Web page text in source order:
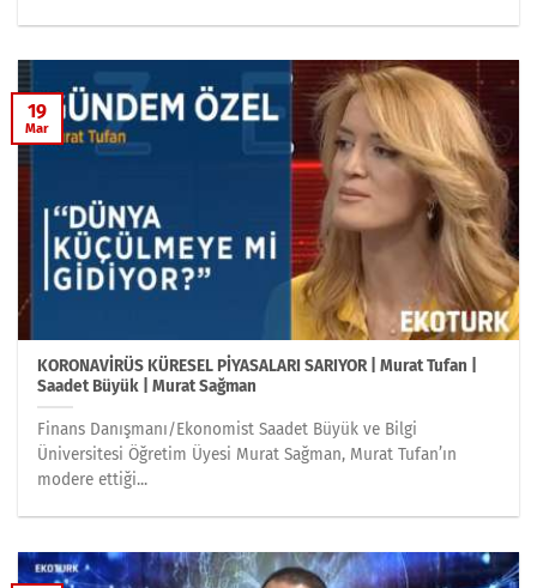
KORONAVİRÜS KÜRESEL PİYASALARI SARIYOR | Murat Tufan |
Saadet Büyük | Murat Sağman
Finans Danışmanı/Ekonomist Saadet Büyük ve Bilgi
Üniversitesi Öğretim Üyesi Murat Sağman, Murat Tufan’ın
modere ettiği...
19
Mar